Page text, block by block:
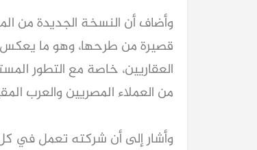
من العملاء المصريين والعرب